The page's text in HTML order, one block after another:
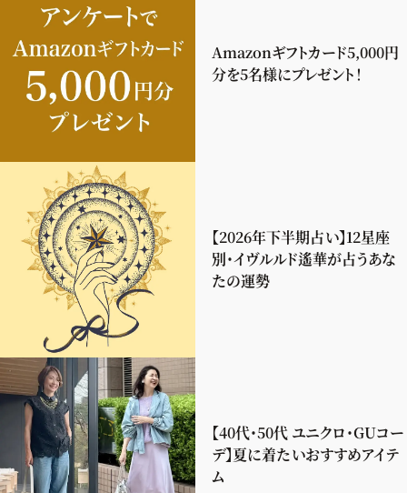
Amazonギフトカード5,000円
分を5名様にプレゼント！
【2026年下半期占い】12星座
別・イヴルルド遙華が占うあな
たの運勢
【40代・50代 ユニクロ・GUコー
デ】夏に着たいおすすめアイテ
ム